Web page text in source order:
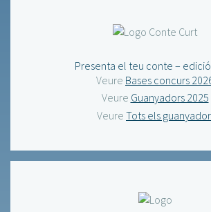
Presenta el teu conte –
Veure Bases concurs
Veure Guanyadors 2025
Veure Tots els